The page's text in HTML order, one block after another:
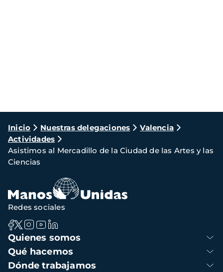
Ruta
de
navegación
Inicio Nuestras delegaciones
Valencia
Actividades
Asistimos al Mercadillo de la Ciudad de las Artes y las
Ciencias
Navegación
principal
Quienes somos
Qué hacemos
Dónde trabajamos
Redes sociales